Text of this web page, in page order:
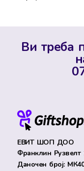
Ви треба
ЕВИТ ШОП ДОО
Франклин Рузвелт
Даночен број: